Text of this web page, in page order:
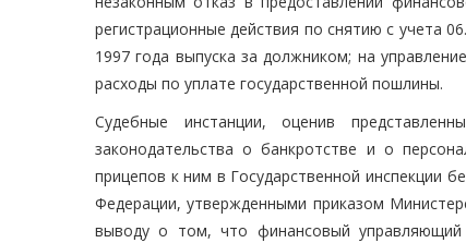
регистрационные действия по снятию с учета
1997 года выпуска за должником; на
расходы по уплате государственной пошлины.
Судебные инстанции, оценив
законодательства о банкротстве и о
прицепов к ним в Государственной инспекции
Федерации, утвержденными приказом
выводу о том, что финансовый